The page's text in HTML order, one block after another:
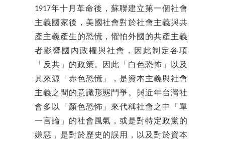
1917年十月革命後，蘇聯建立第一個社會
主義國家後，美國社會對於社會主義與共
產主義產生的恐慌，懼怕外國的共產主義
者影響國內政權與社會，因此制定各項
「反共」的政策。因此「白色恐怖」以及
其來源「赤色恐慌」，是資本主義與社會
主義之間的意識形態鬥爭。與近年台灣社
會多以「顏色恐怖」來代稱社會之中「單
一言論」的社會風氣，或是對特定政黨的
嫌惡，是對於歷史的誤用，以及對於資本